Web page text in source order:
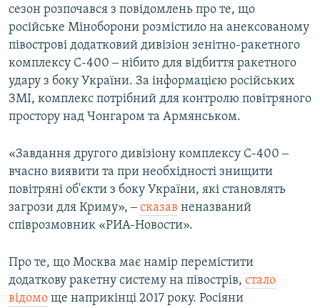
сезон розпочався з повідомлень про те, що
російське Міноборони розмістило на анексованому
півострові додатковий дивізіон зенітно-ракетного
комплексу С-400 ‒ нібито для відбиття ракетного
удару з боку України. За інформацією російських
ЗМІ, комплекс потрібний для контролю повітряного
простору над Чонгаром та Армянськом.
«Завдання другого дивізіону комплексу С-400 ‒
вчасно виявити та при необхідності знищити
повітряні об'єкти з боку України, які становлять
загрози для Криму», ‒сказав неназваний
співрозмовник «РИА-Новости».
Про те, що Москва має намір перемістити
додаткову ракетну систему на півострів, стало
відомо ще наприкінці 2017 року. Росіяни